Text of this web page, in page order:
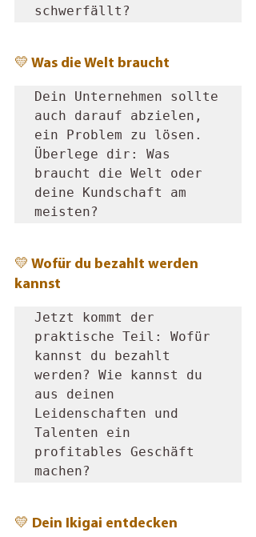
schwerfällt?
💛 Was die Welt braucht
Dein Unternehmen sollte
auch darauf abzielen,
ein Problem zu lösen.
Überlege dir: Was
braucht die Welt oder
deine Kundschaft am
meisten?
💛 Wofür du bezahlt werden
kannst
Jetzt kommt der
praktische Teil: Wofür
kannst du bezahlt
werden? Wie kannst du
aus deinen
Leidenschaften und
Talenten ein
profitables Geschäft
machen?
💛 Dein Ikigai entdecken